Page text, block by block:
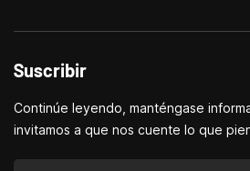
Suscribir
Continúe leyendo, manténgase
invitamos a que nos cuente lo que